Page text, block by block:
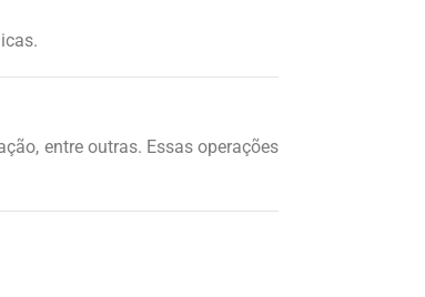
entre outras. Essas operações